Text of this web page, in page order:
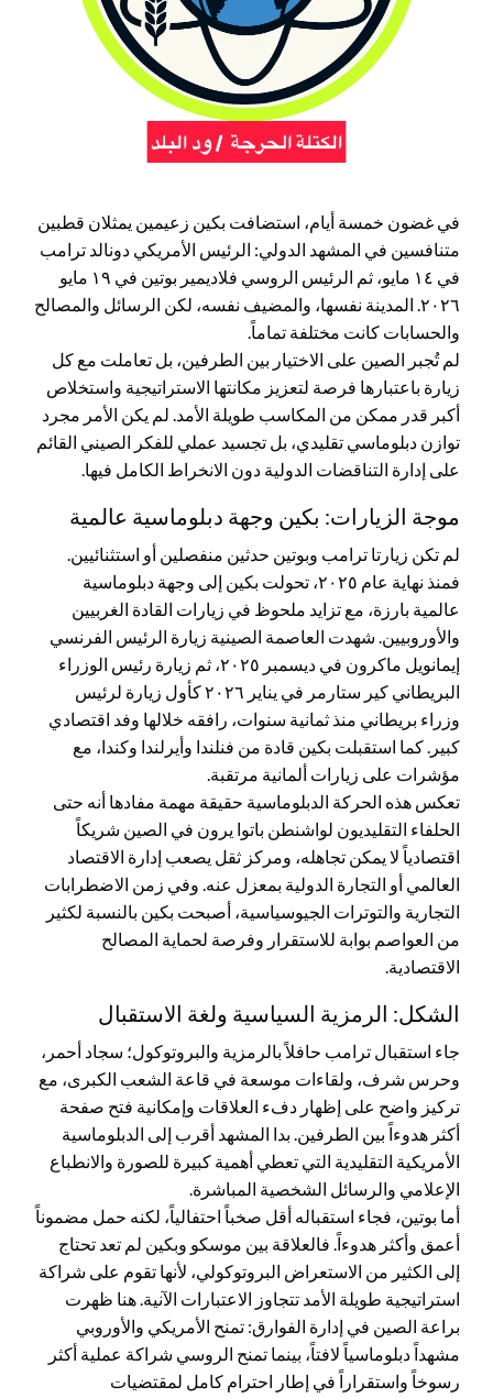
في غضون خمسة أيام، استضافت بكين زعيمين يمثلان قطبين
متنافسين في المشهد الدولي: الرئيس الأمريكي دونالد ترامب
في ١٤ مايو، ثم الرئيس الروسي فلاديمير بوتين في ١٩ مايو
٢٠٢٦. المدينة نفسها، والمضيف نفسه، لكن الرسائل والمصالح
والحسابات كانت مختلفة تماماً.
لم تُجبر الصين على الاختيار بين الطرفين، بل تعاملت مع كل
زيارة باعتبارها فرصة لتعزيز مكانتها الاستراتيجية واستخلاص
أكبر قدر ممكن من المكاسب طويلة الأمد. لم يكن الأمر مجرد
توازن دبلوماسي تقليدي، بل تجسيد عملي للفكر الصيني القائم
على إدارة التناقضات الدولية دون الانخراط الكامل فيها.
موجة الزيارات: بكين وجهة دبلوماسية عالمية
لم تكن زيارتا ترامب وبوتين حدثين منفصلين أو استثنائيين.
فمنذ نهاية عام ٢٠٢٥، تحولت بكين إلى وجهة دبلوماسية
عالمية بارزة، مع تزايد ملحوظ في زيارات القادة الغربيين
والأوروبيين. شهدت العاصمة الصينية زيارة الرئيس الفرنسي
إيمانويل ماكرون في ديسمبر ٢٠٢٥، ثم زيارة رئيس الوزراء
البريطاني كير ستارمر في يناير ٢٠٢٦ كأول زيارة لرئيس
وزراء بريطاني منذ ثمانية سنوات، رافقه خلالها وفد اقتصادي
كبير. كما استقبلت بكين قادة من فنلندا وأيرلندا وكندا، مع
مؤشرات على زيارات ألمانية مرتقبة.
تعكس هذه الحركة الدبلوماسية حقيقة مهمة مفادها أنه حتى
الحلفاء التقليديون لواشنطن باتوا يرون في الصين شريكاً
اقتصادياً لا يمكن تجاهله، ومركز ثقل يصعب إدارة الاقتصاد
العالمي أو التجارة الدولية بمعزل عنه. وفي زمن الاضطرابات
التجارية والتوترات الجيوسياسية، أصبحت بكين بالنسبة لكثير
من العواصم بوابة للاستقرار وفرصة لحماية المصالح
الاقتصادية.
الشكل: الرمزية السياسية ولغة الاستقبال
جاء استقبال ترامب حافلاً بالرمزية والبروتوكول؛ سجاد أحمر،
وحرس شرف، ولقاءات موسعة في قاعة الشعب الكبرى، مع
تركيز واضح على إظهار دفء العلاقات وإمكانية فتح صفحة
أكثر هدوءاً بين الطرفين. بدا المشهد أقرب إلى الدبلوماسية
الأمريكية التقليدية التي تعطي أهمية كبيرة للصورة والانطباع
الإعلامي والرسائل الشخصية المباشرة.
أما بوتين، فجاء استقباله أقل صخباً احتفالياً، لكنه حمل مضموناً
أعمق وأكثر هدوءاً. فالعلاقة بين موسكو وبكين لم تعد تحتاج
إلى الكثير من الاستعراض البروتوكولي، لأنها تقوم على شراكة
استراتيجية طويلة الأمد تتجاوز الاعتبارات الآنية. هنا ظهرت
براعة الصين في إدارة الفوارق: تمنح الأمريكي والأوروبي
مشهداً دبلوماسياً لافتاً، بينما تمنح الروسي شراكة عملية أكثر
رسوخاً واستقراراً في إطار احترام كامل لمقتضيات